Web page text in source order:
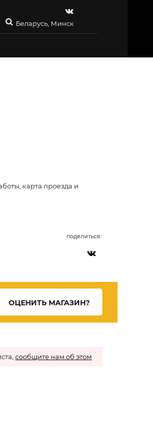
Беларусь, Минск
карта проезда и
поделиться:
ОЦЕНИТЬ МАГАЗИН?
сообщите нам об этом